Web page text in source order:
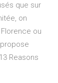
que sur
on
ou
Reasons